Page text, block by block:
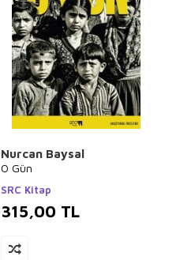
Nurcan Baysal
O Gün
SRC Kitap
315,00 TL